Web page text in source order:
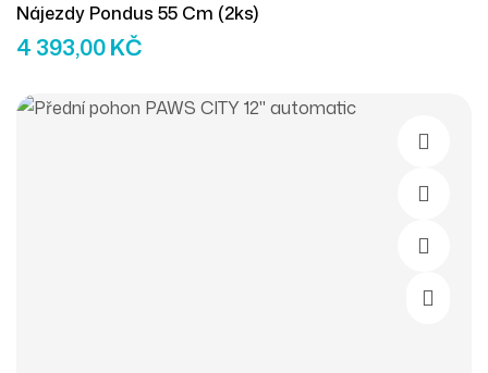
Nájezdy Pondus 55 Cm (2ks)
4 393,00KČ
Přidat